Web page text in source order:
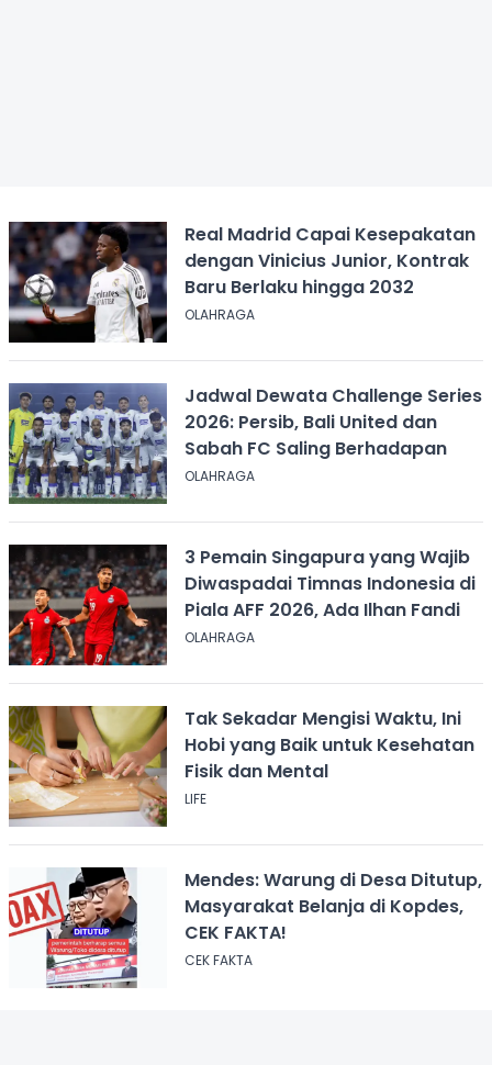
Real Madrid Capai Kesepakatan
dengan Vinicius Junior, Kontrak
Baru Berlaku hingga 2032
OLAHRAGA
Jadwal Dewata Challenge Series
2026: Persib, Bali United dan
Sabah FC Saling Berhadapan
OLAHRAGA
3 Pemain Singapura yang Wajib
Diwaspadai Timnas Indonesia di
Piala AFF 2026, Ada Ilhan Fandi
OLAHRAGA
Tak Sekadar Mengisi Waktu, Ini
Hobi yang Baik untuk Kesehatan
Fisik dan Mental
LIFE
Mendes: Warung di Desa Ditutup,
Masyarakat Belanja di Kopdes,
CEK FAKTA!
CEK FAKTA